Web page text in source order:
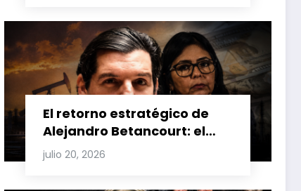
El retorno estratégico de
Alejandro Betancourt: el
bolichico que desafía la
justicia y renueva su poder
julio 20, 2026